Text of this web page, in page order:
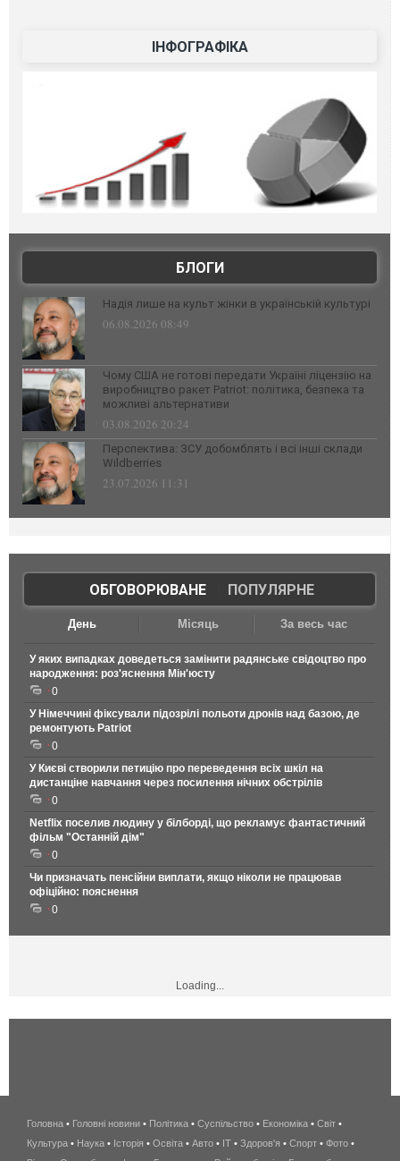
ІНФОГРАФІКА
БЛОГИ
Надія лише на культ жінки в українській культурі
06.08.2026 08:49
Чому США не готові передати Україні ліцензію на
виробництво ракет Patriot: політика, безпека та
можливі альтернативи
03.08.2026 20:24
Перспектива: ЗСУ добомблять і всі інші склади
Wildberries
23.07.2026 11:31
ОБГОВОРЮВАНЕ| ПОПУЛЯРНЕ
День Місяць За весь час
У яких випадках доведеться замінити радянське свідоцтво про
народження: роз'яснення Мін'юсту
0
У Німеччині фіксували підозрілі польоти дронів над базою, де
ремонтують Patriot
0
У Києві створили петицію про переведення всіх шкіл на
дистанціне навчання через посилення нічних обстрілів
0
Netflix поселив людину у білборді, що рекламує фантастичний
фільм "Останній дім"
0
Чи призначать пенсійни виплати, якщо ніколи не працював
офіційно: пояснення
0
Loading...
беспроводной
интернет
Головна • Головні новини • Політика • Суспільство • Економіка • Світ •
Культура • Наука • Історія • Освіта • Авто • IT • Здоров'я • Спорт • Фото •